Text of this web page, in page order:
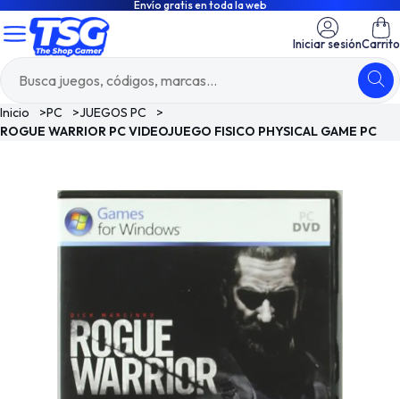
Envío gratis en toda la web
Iniciar sesiónCarrito
Inicio >PC >JUEGOS PC
>
ROGUE WARRIOR PC VIDEOJUEGO FISICO PHYSICAL GAME PC